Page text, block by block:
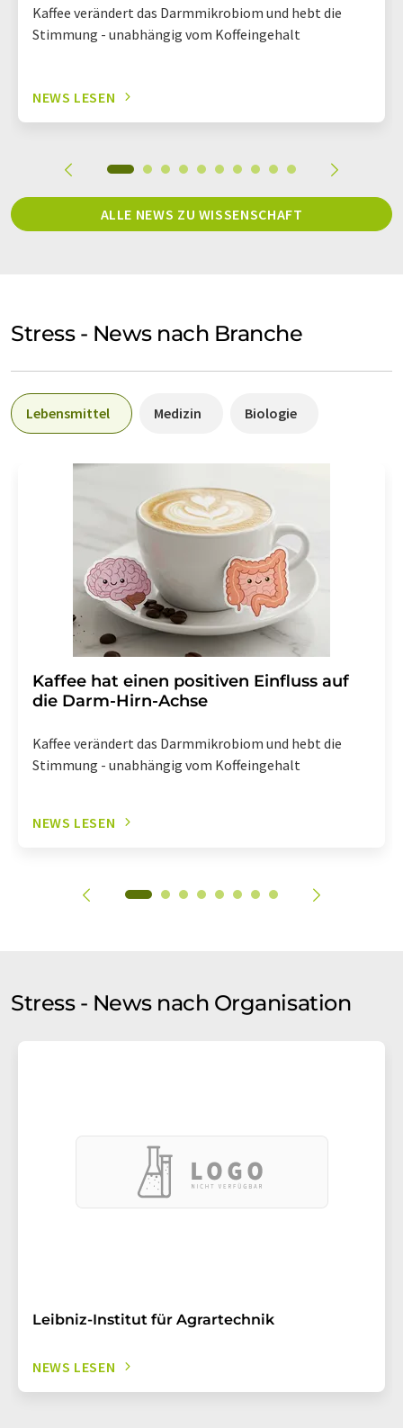
Kaffee verändert das Darmmikrobiom und hebt die
Stimmung - unabhängig vom Koffeingehalt
NEWS LESEN
ALLE NEWS ZU WISSENSCHAFT
Stress - News nach Branche
Lebensmittel Medizin Biologie
Kaffee hat einen positiven Einfluss auf
die Darm-Hirn-Achse
Kaffee verändert das Darmmikrobiom und hebt die
Stimmung - unabhängig vom Koffeingehalt
NEWS LESEN
Stress - News nach Organisation
Leibniz-Institut für Agrartechnik
NEWS LESEN